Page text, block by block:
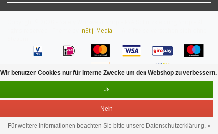
InStijl Media
Bedienung Menu anmelden Ihr Warenkorb
Wir benutzen Cookies nur für interne Zwecke um den Webshop zu
Ja
Nein
Für weitere Informationen beachten Sie bitte unsere Datenschutzerklärung. »